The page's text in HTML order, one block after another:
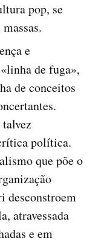
pop, se
e
de fuga»,
de conceitos
política.
que põe o
desconstroem
atravessada
e em